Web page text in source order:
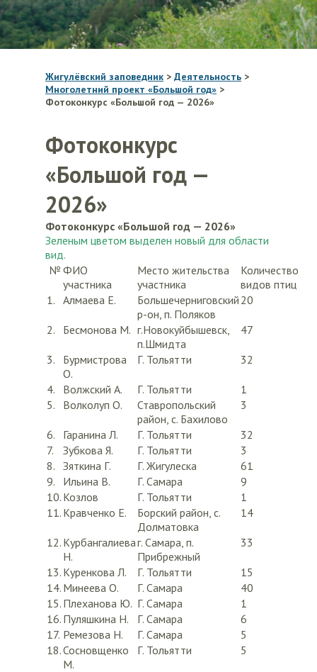
Жигулёвский заповедник > Деятельность >
Многолетний проект «Большой год» >
Фотоконкурс «Большой год — 2026»
Фотоконкурс
«Большой год —
2026»
Фотоконкурс «Большой год — 2026»
Зеленым цветом выделен новый для области
вид.
№ ФИО
участника
Место жительства
участника
Количество
видов птиц
1. Алмаева Е.
Большечерниговский
р-он, п. Поляков
20
2. Бесмонова М. г.Новокуйбышевск,
п.Шмидта
47
3.
Бурмистрова
О.
Г. Тольятти 32
4. Волжский А. Г. Тольятти
1
5.
Волколуп О.
Ставропольский
район, с. Бахилово
3
6. Гаранина Л. Г. Тольятти
32
7.
Зубкова Я. Г. Тольятти
3
8. Зяткина Г. Г. Жигулеска
61
9.
Ильина В. Г. Самара
9
10. Козлов Г. Тольятти
1
11. Кравченко Е.
Борский район, с.
Долматовка
14
12. Курбангалиева
Н.
г. Самара, п.
Прибрежный
33
13. Куренкова Л. Г. Тольятти
15
14. Минеева О. Г. Самара
40
15. Плеханова Ю. Г. Самара
1
16. Пуляшкина Н. Г. Самара
6
17. Ремезова Н. Г. Самара
5
18.Сосновщенко
М.
Г. Тольятти 5